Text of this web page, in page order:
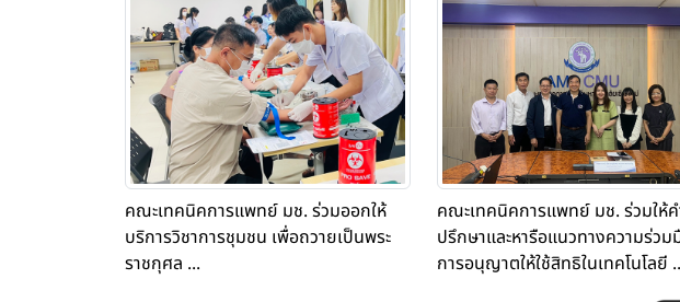
คณะเทคนิคการแพทย์ มช. ร่วมออกให้
บริการวิชาการชุมชน เพื่อถวายเป็นพระ
ราชกุศล ...
คณะเทคนิคการแพทย์ มช. ร่วมให้
ปรึกษาและหารือแนวทางความร่วม
การอนุญาตให้ใช้สิทธิในเทคโนโลยี